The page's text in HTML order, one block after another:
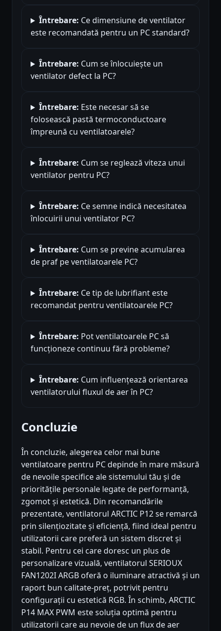
Întrebare: Ce dimensiune de ventilator
este recomandată pentru un PC standard?
Întrebare: Cum se înlocuiește un
ventilator defect la PC?
Întrebare: Este necesar să se
folosească pastă termoconductoare
împreună cu ventilatoarele?
Întrebare: Cum se reglează viteza unui
ventilator pentru PC?
Întrebare: Ce semne indică necesitatea
înlocuirii unui ventilator PC?
Întrebare: Cum se previne acumularea
de praf pe ventilatoarele PC?
Întrebare: Ce tip de lubrifiant este
recomandat pentru ventilatoarele PC?
Întrebare: Pot ventilatoarele PC să
funcționeze continuu fără probleme?
Întrebare: Cum influențează orientarea
ventilatorului fluxul de aer în PC?
Concluzie
În concluzie, alegerea celor mai bune
ventilatoare pentru PC depinde în mare măsură
de nevoile specifice ale sistemului tău și de
prioritățile personale legate de performanță,
zgomot și estetică. Din recomandările
prezentate, ventilatorul ARCTIC P12 se remarcă
prin silențiozitate și eficiență, fiind ideal pentru
utilizatorii care preferă un sistem discret și
stabil. Pentru cei care doresc un plus de
personalizare vizuală, ventilatorul SERIOUX
FAN1202I ARGB oferă o iluminare atractivă și un
raport bun calitate-preț, potrivit pentru
configurații cu estetică RGB. În schimb, ARCTIC
P14 MAX PWM este soluția optimă pentru
utilizatorii care au nevoie de un flux de aer